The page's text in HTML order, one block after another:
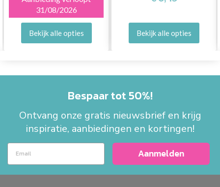
31/08/2026
Bekijk alle opties Bekijk alle opties
Bespaar tot 50%!
Ontvang onze gratis nieuwsbrief en krijg
inspiratie, aanbiedingen en kortingen!
Aanmelden